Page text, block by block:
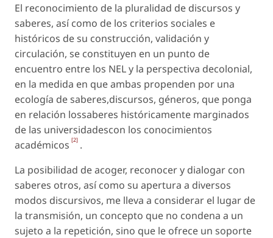
El reconocimiento de la pluralidad de discursos y
saberes, así como de los criterios sociales e
históricos de su construcción, validación y
circulación, se constituyen en un punto de
encuentro entre los NEL y la perspectiva decolonial,
en la medida en que ambas propenden por una
ecología de saberes,discursos, géneros, que ponga
en relación lossaberes históricamente marginados
de las universidadescon los conocimientos
académicos [2] .
La posibilidad de acoger, reconocer y dialogar con
saberes otros, así como su apertura a diversos
modos discursivos, me lleva a considerar el lugar de
la transmisión, un concepto que no condena a un
sujeto a la repetición, sino que le ofrece un soporte